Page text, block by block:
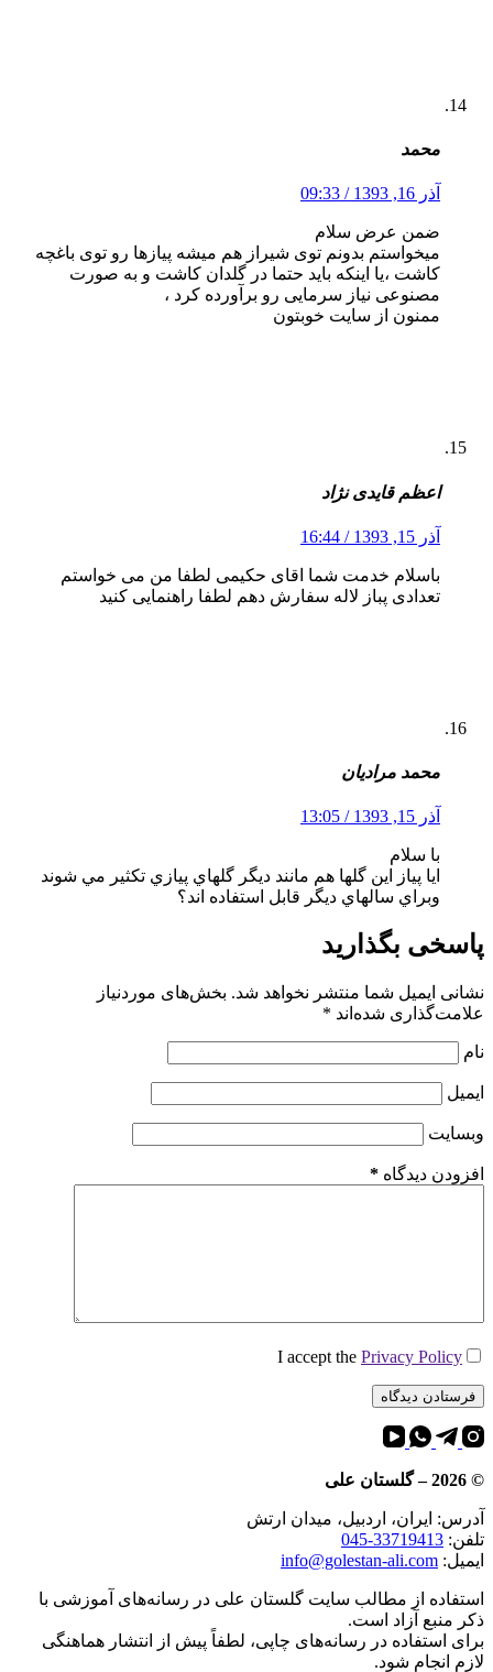
محمد
آذر 16, 1393 / 09:33
ضمن عرض سلام
میخواستم بدونم توی شیراز هم میشه پیازها رو توی باغچه
کاشت ،یا اینکه باید حتما در گلدان کاشت و به صورت
مصنوعی نیاز سرمایی رو برآورده کرد ،
ممنون از سایت خوبتون
اعظم قایدی نژاد
آذر 15, 1393 / 16:44
باسلام خدمت شما اقای حکیمی لطفا من می خواستم
تعدادی پباز لاله سفارش دهم لطفا راهنمایی کنید
محمد مراديان
آذر 15, 1393 / 13:05
با سلام
ايا پياز اين گلها هم مانند ديگر گلهاي پيازي تكثير مي شوند
وبراي سالهاي ديگر قابل استفاده اند؟
پاسخی بگذارید
نشانی ایمیل شما منتشر نخواهد شد. بخش‌های موردنیاز
علامت‌گذاری شده‌اند *
نام
ایمیل
وبسایت
افزودن دیدگاه *
I accept the Privacy Policy
فرستادن دیدگاه
©
2026– گلستان علی
آدرس: ایران، اردبیل، میدان ارتش
تلفن: 045-33719413
ایمیل: info@golestan-ali.com
استفاده از مطالب سایت گلستان علی در رسانه‌های آموزشی با
ذکر منبع آزاد است.
برای استفاده در رسانه‌های چاپی، لطفاً پیش از انتشار هماهنگی
لازم انجام شود.